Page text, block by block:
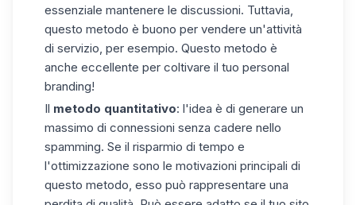
essenziale mantenere le discussioni. Tuttavia,
questo metodo è buono per vendere un'attività
di servizio, per esempio. Questo metodo è
anche eccellente per coltivare il tuo personal
branding!
Il metodo quantitativo: l'idea è di generare un
massimo di connessioni senza cadere nello
spamming. Se il risparmio di tempo e
l'ottimizzazione sono le motivazioni principali di
questo metodo, esso può rappresentare una